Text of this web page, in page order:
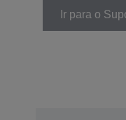
Ir para o